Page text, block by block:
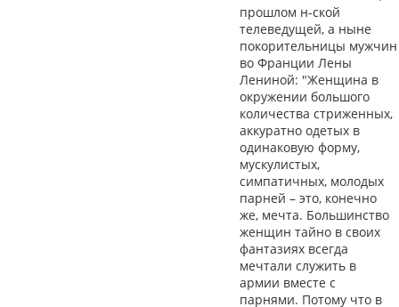
прошлом н-ской
телеведущей, а ныне
покорительницы мужчин
во Франции Лены
Лениной: "Женщина в
окружении большого
количества стриженных,
аккуратно одетых в
одинаковую форму,
мускулистых,
симпатичных, молодых
парней – это, конечно
же, мечта. Большинство
женщин тайно в своих
фантазиях всегда
мечтали служить в
армии вместе с
парнями. Потому что в